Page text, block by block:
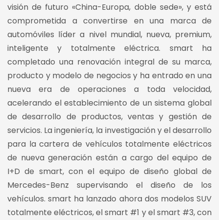
visión de futuro «China-Europa, doble sede», y está
comprometida a convertirse en una marca de
automóviles líder a nivel mundial, nueva, premium,
inteligente y totalmente eléctrica. smart ha
completado una renovación integral de su marca,
producto y modelo de negocios y ha entrado en una
nueva era de operaciones a toda velocidad,
acelerando el establecimiento de un sistema global
de desarrollo de productos, ventas y gestión de
servicios. La ingeniería, la investigación y el desarrollo
para la cartera de vehículos totalmente eléctricos
de nueva generación están a cargo del equipo de
I+D de smart, con el equipo de diseño global de
Mercedes-Benz supervisando el diseño de los
vehículos. smart ha lanzado ahora dos modelos SUV
totalmente eléctricos, el smart #1 y el smart #3, con